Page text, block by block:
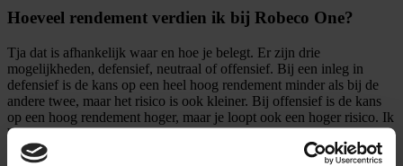
Hoeveel rendement verdien ik bij Robeco One?
Tja dat is afhankelijk waar en hoe je belegt. Er zijn drie
mogelijkheden, defensief, neutraal of offensief. Bij een inleg in
defensief is de kans op een heel hoog rendement minder als bij de
andere twee, maar het risico is ook kleiner. Bij offensief is de kans
op een hoog rendement hoger, maar je loopt ook een hoger risico. Ik
heb 50% neutraal, 30% offensief en 20% defensieve inleg, dit stel je
vooraf in. Hiermee bepaal je dus hoeveel risico de beleggers van